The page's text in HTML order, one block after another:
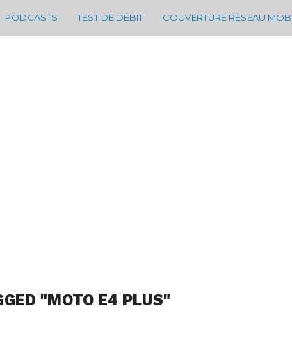
PODCASTS TEST DE DÉBIT COUVERTURE RÉSEAU
"MOTO E4 PLUS"